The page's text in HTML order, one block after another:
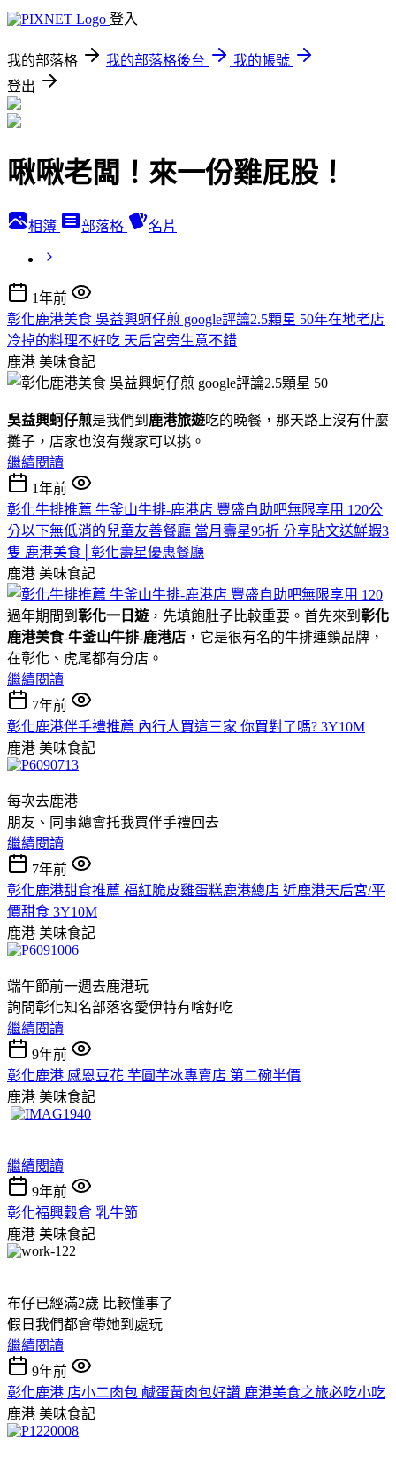
登入
我的部落格 我的部落格後台
我的帳號
登出
啾啾老闆！來一份雞屁股！
相簿 部落格 名片
1年前
彰化鹿港美食 吳益興蚵仔煎 google評讑2.5顆星 50年在地老店
冷掉的料理不好吃 天后宮旁生意不錯
鹿港 美味食記
吳益興蚵仔煎是我們到 鹿港旅遊吃的晚餐，那天路上沒有什麼
攤子，店家也沒有幾家可以挑。
繼續閱讀
1年前
彰化牛排推薦 牛釜山牛排-鹿港店 豐盛自助吧無限享用 120公
分以下無低消的兒童友善餐廳 當月壽星95折 分享貼文送鮮蝦3
隻 鹿港美食│彰化壽星優惠餐廳
鹿港 美味食記
過年期間到 彰化一日遊 ，先填飽肚子比較重要。首先來到 彰化
鹿港美食-牛釜山牛排-鹿港店 ，它是很有名的牛排連鎖品牌，
在彰化、虎尾都有分店。
繼續閱讀
7年前
彰化鹿港伴手禮推薦 內行人買這三家 你買對了嗎? 3Y10M
鹿港 美味食記
每次去鹿港
朋友、同事總會托我買伴手禮回去
繼續閱讀
7年前
彰化鹿港甜食推薦 福紅脆皮雞蛋糕鹿港總店 近鹿港天后宮/平
價甜食 3Y10M
鹿港 美味食記
端午節前一週去鹿港玩
詢問彰化知名部落客愛伊特有啥好吃
繼續閱讀
9年前
彰化鹿港 感恩豆花 芋圓芋冰專賣店 第二碗半價
鹿港 美味食記
繼續閱讀
9年前
彰化福興穀倉 乳牛節
鹿港 美味食記
布仔已經滿2歲 比較懂事了
假日我們都會帶她到處玩
繼續閱讀
9年前
彰化鹿港 店小二肉包 鹹蛋黃肉包好讚 鹿港美食之旅必吃小吃
鹿港 美味食記